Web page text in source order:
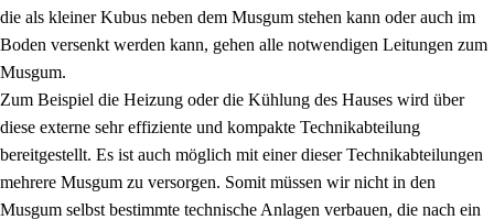
die als kleiner Kubus neben dem Musgum stehen kann oder auch im
Boden versenkt werden kann, gehen alle notwendigen Leitungen zum
Musgum.
Zum Beispiel die Heizung oder die Kühlung des Hauses wird über
diese externe sehr effiziente und kompakte Technikabteilung
bereitgestellt. Es ist auch möglich mit einer dieser Technikabteilungen
mehrere Musgum zu versorgen. Somit müssen wir nicht in den
Musgum selbst bestimmte technische Anlagen verbauen, die nach ein